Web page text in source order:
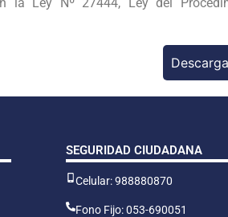
SEGURIDAD CIUDADANA
Celular: 988880870
Fono Fijo: 053-690051